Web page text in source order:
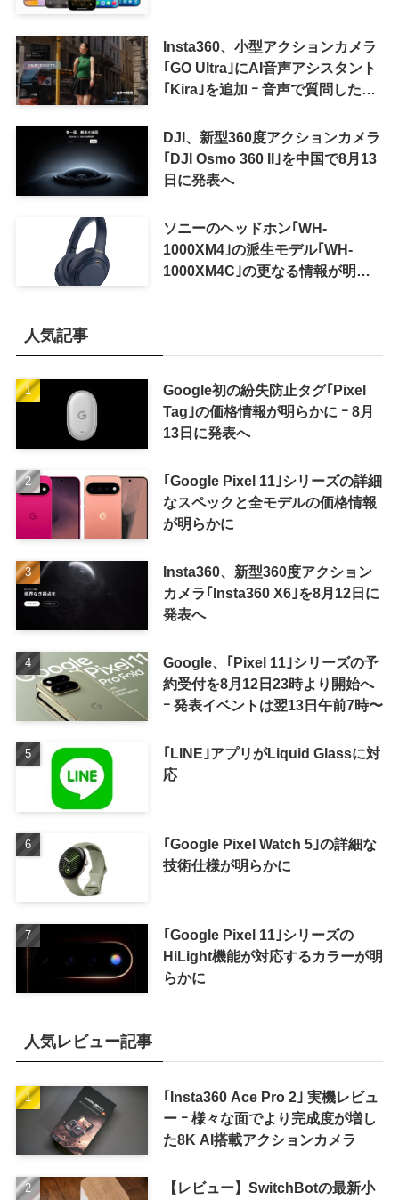
Insta360、小型アクションカメラ
｢GO Ultra｣にAI音声アシスタント
｢Kira｣を追加 ｰ 音声で質問した
可能に
DJI、新型360度アクションカメラ
｢DJI Osmo 360 II｣を中国で8月13
日に発表へ
ソニーのヘッドホン｢WH-
1000XM4｣の派生モデル｢WH-
1000XM4C｣の更なる情報が明ら
人気記事
Google初の紛失防止タグ｢Pixel
Tag｣の価格情報が明らかに ｰ 8月
13日に発表へ
｢Google Pixel 11｣シリーズの詳細
なスペックと全モデルの価格情報
が明らかに
Insta360、新型360度アクション
カメラ｢Insta360 X6｣を8月12日に
発表へ
Google、｢Pixel 11｣シリーズの予
約受付を8月12日23時より開始へ
ｰ 発表イベントは翌13日午前7時〜
｢LINE｣アプリがLiquid Glassに対
応
｢Google Pixel Watch 5｣の詳細な
技術仕様が明らかに
｢Google Pixel 11｣シリーズの
HiLight機能が対応するカラーが明
らかに
人気レビュー記事
｢Insta360 Ace Pro 2｣ 実機レビュ
ー ｰ 様々な面でより完成度が増し
た8K AI搭載アクションカメラ
【レビュー】SwitchBotの最新小